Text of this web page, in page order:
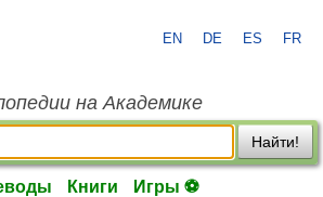
EN DE ES FR
на Академике
Найти!
Книги Игры ⚽